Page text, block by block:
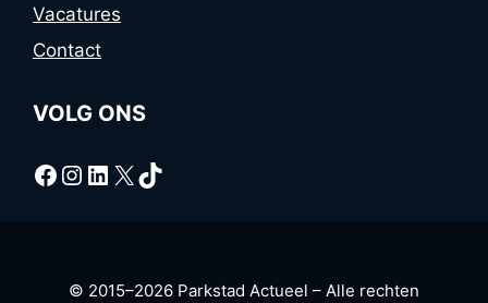
Vacatures
Contact
VOLG ONS
Facebook
Instagram
LinkedIn
X TikTok
© 2015–2026 Parkstad Actueel – Alle rechten